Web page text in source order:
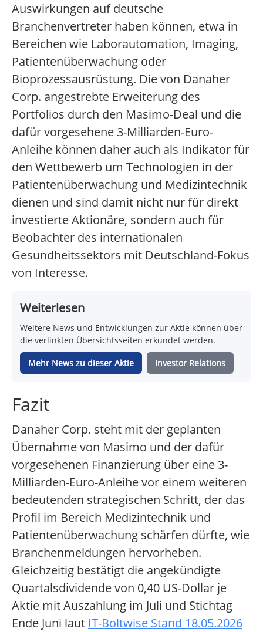
Auswirkungen auf deutsche
Branchenvertreter haben können, etwa in
Bereichen wie Laborautomation, Imaging,
Patientenüberwachung oder
Bioprozessausrüstung. Die von Danaher
Corp. angestrebte Erweiterung des
Portfolios durch den Masimo-Deal und die
dafür vorgesehene 3-Milliarden-Euro-
Anleihe können daher auch als Indikator für
den Wettbewerb um Technologien in der
Patientenüberwachung und Medizintechnik
dienen und sind damit nicht nur für direkt
investierte Aktionäre, sondern auch für
Beobachter des internationalen
Gesundheitssektors mit Deutschland-Fokus
von Interesse.
Weiterlesen
Weitere News und Entwicklungen zur Aktie können über
die verlinkten Übersichtsseiten erkundet werden.
Mehr News zu dieser Aktie Investor Relations
Fazit
Danaher Corp. steht mit der geplanten
Übernahme von Masimo und der dafür
vorgesehenen Finanzierung über eine 3-
Milliarden-Euro-Anleihe vor einem weiteren
bedeutenden strategischen Schritt, der das
Profil im Bereich Medizintechnik und
Patientenüberwachung schärfen dürfte, wie
Branchenmeldungen hervorheben.
Gleichzeitig bestätigt die angekündigte
Quartalsdividende von 0,40 US-Dollar je
Aktie mit Auszahlung im Juli und Stichtag
Ende Juni laut IT-Boltwise Stand 18.05.2026